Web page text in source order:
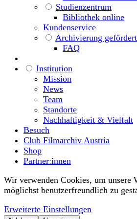
Studienzentrum
Bibliothek online
Kundenservice
Archivierung
FAQ
Institution
Mission
News
Team
Standorte
Nachhaltigkeit & Vielfalt
Besuch
Club Filmarchiv Austria
Shop
Partner:innen
Wir verwenden Cookies, um unsere
möglichst benutzerfreundlich zu
Erweiterte Einstellungen